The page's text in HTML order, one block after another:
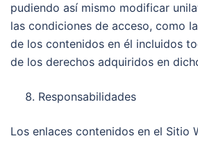
pudiendo así mismo modificar
las condiciones de acceso, como
de los contenidos en él incluidos
de los derechos adquiridos en
Responsabilidades
Los enlaces contenidos en el Sitio